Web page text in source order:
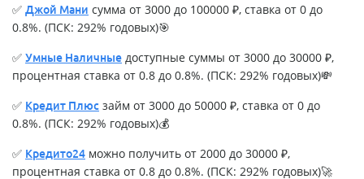
✅ Джой Мани сумма от 3000 до 100000 ₽, ставка от 0 до
0.8%. (ПСК: 292% годовых)🎯
✅ Умные Наличные доступные суммы от 3000 до 30000 ₽,
процентная ставка от 0.8 до 0.8%. (ПСК: 292% годовых)💸
✅ Кредит Плюс займ от 3000 до 50000 ₽, ставка от 0 до
0.8%. (ПСК: 292% годовых)💰
✅ Кредито24 можно получить от 2000 до 30000 ₽,
процентная ставка от 0.8 до 0.8%. (ПСК: 292% годовых)🚀